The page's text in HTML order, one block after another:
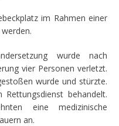
im Rahmen einer
wurde nach
vier Personen verletzt.
wurde und stürzte.
behandelt.
eine medizinische
an.